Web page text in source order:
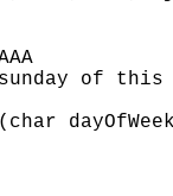
sunday of this
(char dayOfWeek